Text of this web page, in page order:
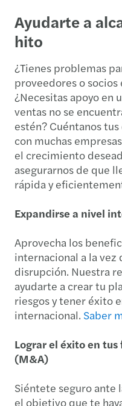
Ayudarte a
hito
¿Tienes problemas
proveedores o
¿Necesitas apoyo en
ventas no se
estén? Cuéntanos
con muchas
el crecimiento
asegurarnos de que
rápida y
Expandirse a nivel
Aprovecha los
internacional a la vez
disrupción. Nuestra
ayudarte a crear tu
riesgos y tener éxito
internacional. Saber
Lograr el éxito en
(M&A)
Siéntete seguro ante
el objetivo que te